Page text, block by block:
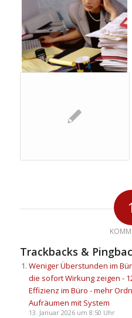
1
Trackbacks &
Weniger Überstunden im
die sofort Wirkung zeigen -
Effizienz im Büro - mehr
Aufräumen mit System
13. Januar 2026 um 8:50 Uhr